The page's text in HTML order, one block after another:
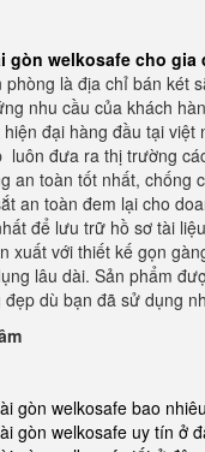
gòn welkosafe cho gia
phòng là địa chỉ bán két
nhu cầu của khách
đại hàng đầu tại việt
luôn đưa ra thị trường
an toàn tốt nhất, chống
an toàn đem lại cho
để lưu trữ hồ sơ tài
xuất với thiết kế gọn
lâu dài. Sản phẩm
dù bạn đã sử dụng
gòn welkosafe bao
gòn welkosafe uy tín ở